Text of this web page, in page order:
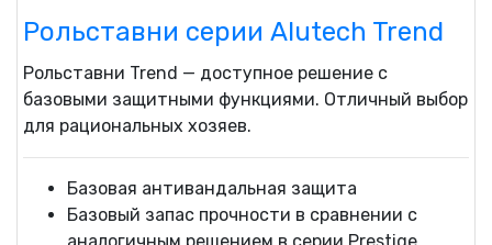
Рольставни серии Alutech Trend
Рольставни Trend — доступное решение с
базовыми защитными функциями. Отличный выбор
для рациональных хозяев.
Базовая антивандальная защита
Базовый запас прочности в сравнении с
аналогичным решением в серии Prestige